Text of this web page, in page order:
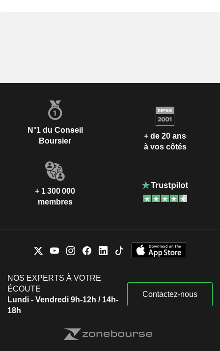
N°1 du Conseil
Boursier
+ de 20 ans
à vos côtés
+ 1 300 000
membres
NOS EXPERTS À VOTRE
ÉCOUTE
Lundi - Vendredi 9h-12h / 14h-
18h
Contactez-nous